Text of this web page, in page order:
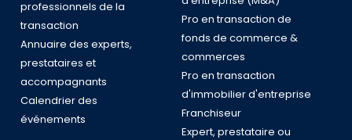
professionnels de la
transaction
Annuaire des experts,
prestataires et
accompagnants
Calendrier des
événements
Pro en transaction de
fonds de commerce &
commerces
Pro en transaction
d'immobilier d'entreprise
Franchiseur
Expert, prestataire ou